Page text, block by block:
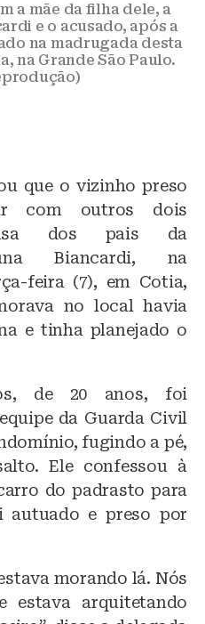
a mãe da filha dele, a
e o acusado, após a
na madrugada desta
na Grande São Paulo.
que o vizinho preso
com outros dois
dos pais da
Biancardi, na
feira (7), em Cotia,
no local havia
e tinha planejado o
de 20 anos, foi
da Guarda Civil
fugindo a pé,
Ele confessou à
do padrasto para
autuado e preso por
morando lá. Nós
estava arquitetando